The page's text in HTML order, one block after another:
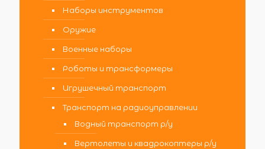
Наборы инструментов
Оружие
Военные наборы
Роботы и трансформеры
Игрушечный транспорт
Транспорт на радиоуправлении
Водный транспорт р/у
Вертолеты и квадрокоптеры р/у